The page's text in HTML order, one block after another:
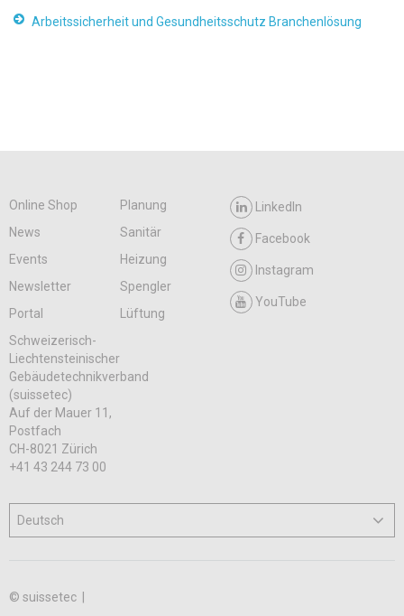
Arbeitssicherheit und Gesundheitsschutz Branchenlösung
Online Shop
Planung
News
Sanitär
Events
Heizung
Newsletter
Spengler
Portal
Lüftung
LinkedIn
Facebook
Instagram
YouTube
Schweizerisch-
Liechtensteinischer
Gebäudetechnikverband
(suissetec)
Auf der Mauer 11,
Postfach
CH-8021 Zürich
+41 43 244 73 00
© suissetec |